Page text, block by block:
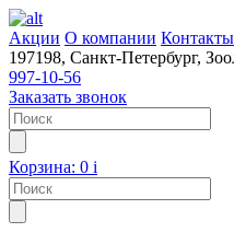
Акции О компании Контакты
197198, Санкт-Петербург,
997-10-56
Заказать звонок
Корзина: 0 i